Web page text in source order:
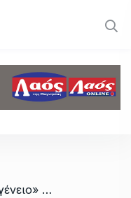
/ Εθελοντική εργασία στο «Ευγένειο» Δημ. Σχολείο Ν. Αγχιάλου